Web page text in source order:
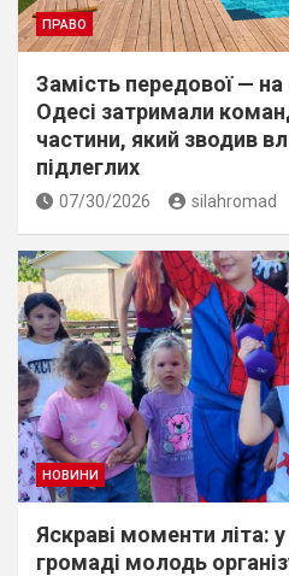
ПРАВО
Замість передової — на
Одесі затримали
частини, який зводив
підлеглих
07/30/2026 silahromad
НОВИНИ
Яскраві моменти літа:
громаді молодь